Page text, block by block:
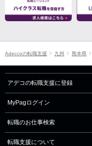
Adeccoの転職支援 九州 熊本県
アデコの転職支援に登録
MyPagログイン
転職のお仕事検索
転職支援について